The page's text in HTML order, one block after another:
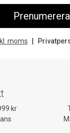
Prenumerera
moms
kr